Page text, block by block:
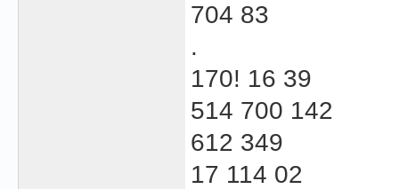
704 83
.
170! 16 39
514 700 142
612 349
17 114 02